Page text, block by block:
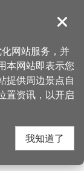
導覽关闭
网站服务，并
本网站即表示您
提供周边景点自
置资讯，以开启
我知道了